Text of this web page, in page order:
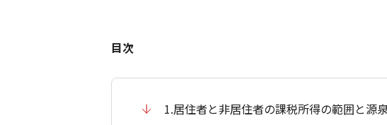
目次
1.居住者と非居住者の課税所得の範囲と源